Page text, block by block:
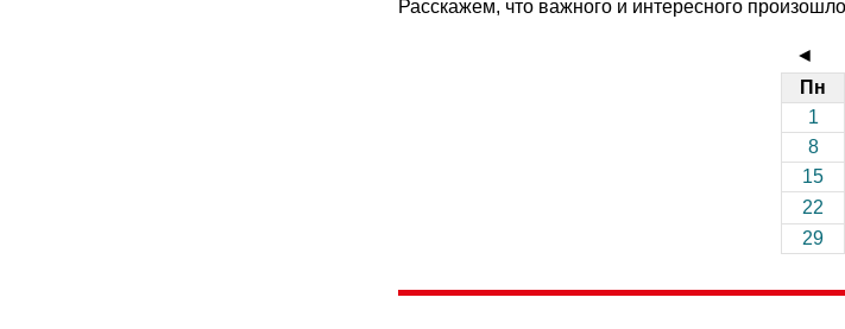
Расскажем, что важного и интересного
◄
Пн
1
8
15
22
29